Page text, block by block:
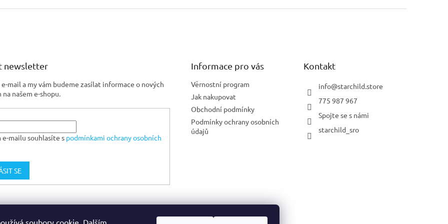
soubory cookie. Dalším
newsletter
mail a my vám budeme zasílat informace o nových
našem e-shopu.
mailu souhlasíte s podmínkami ochrany osobních
SE
Informace pro vás
Věrnostní program
Jak nakupovat
Obchodní podmínky
Podmínky ochrany osobních
údajů
Kontakt
info@starchild.store
775 987 967
Spojte se s námi
starchild_sro